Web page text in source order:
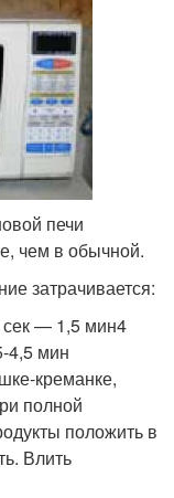
печи
чем в обычной.
затрачивается:
сек — 1,5 мин4
4,5 мин
креманке,
полной
положить в
Влить